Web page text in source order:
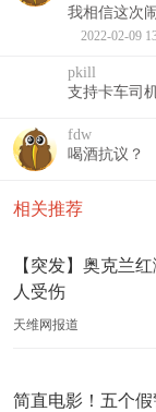
我相信这次
2022-02-09
pkill
支持卡车司
fdw
喝酒抗议？
相关推荐
【突发】奥克兰
人受伤
天维网报道
简直电影！五个